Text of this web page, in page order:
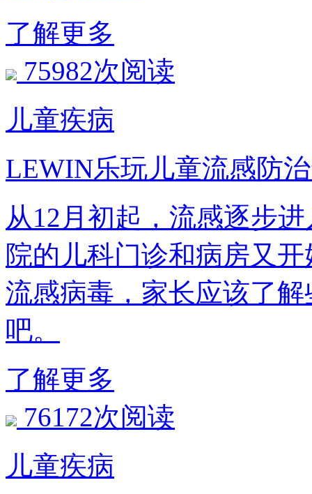
了解更多
75982次阅读
儿童疾病
LEWIN乐玩儿童流感防
从12月初起，流感逐
院的儿科门诊和病房又开
流感病毒，家长应该
吧。
了解更多
76172次阅读
儿童疾病